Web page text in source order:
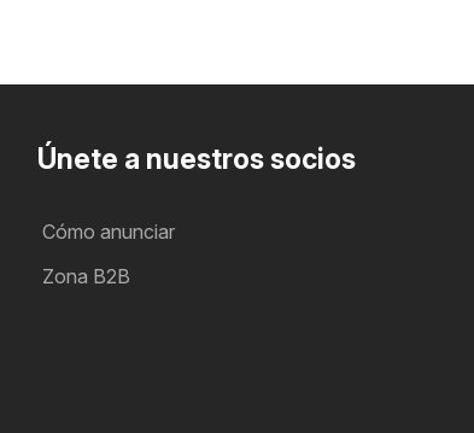
Únete a nuestros socios
Cómo anunciar
Zona B2B